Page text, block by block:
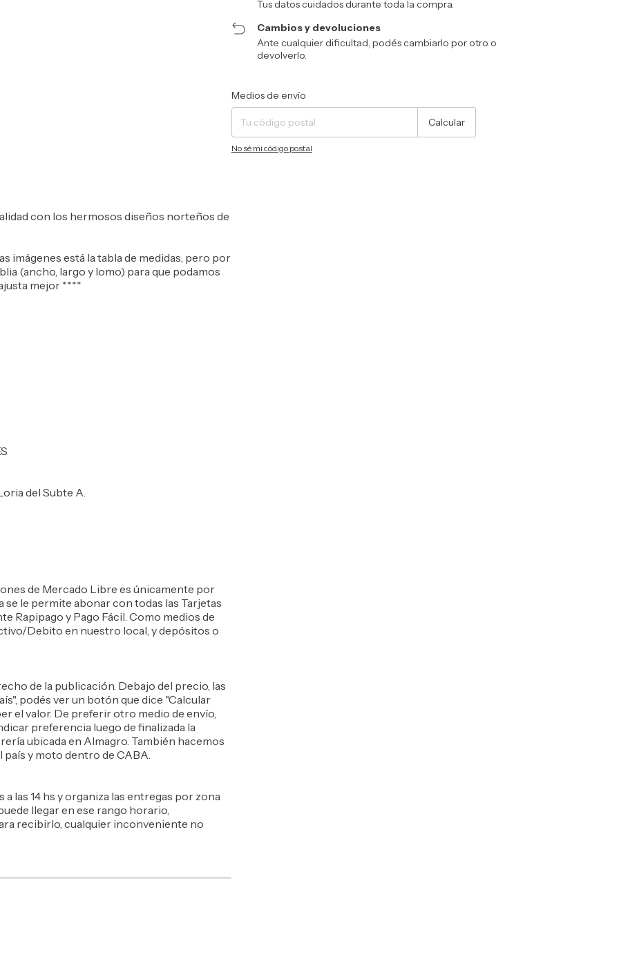
Tus datos cuidados durante toda la compra.
Cambios y devoluciones
Ante cualquier dificultad, podés cambiarlo por otro o
devolverlo.
Entregas para el CP:
Medios de envío
Calcular
No sé mi código postal
con los hermosos diseños norteños de
imágenes está la tabla de medidas, pero por
(ancho, largo y lomo) para que podamos
mejor ****
del Subte A.
de Mercado Libre es únicamente por
se le permite abonar con todas las Tarjetas
Rapipago y Pago Fácil. Como medios de
Debito en nuestro local, y depósitos o
de la publicación. Debajo del precio, las
podés ver un botón que dice "Calcular
el valor. De preferir otro medio de envío,
preferencia luego de finalizada la
ubicada en Almagro. También hacemos
y moto dentro de CABA.
las 14 hs y organiza las entregas por zona
llegar en ese rango horario,
recibirlo, cualquier inconveniente no